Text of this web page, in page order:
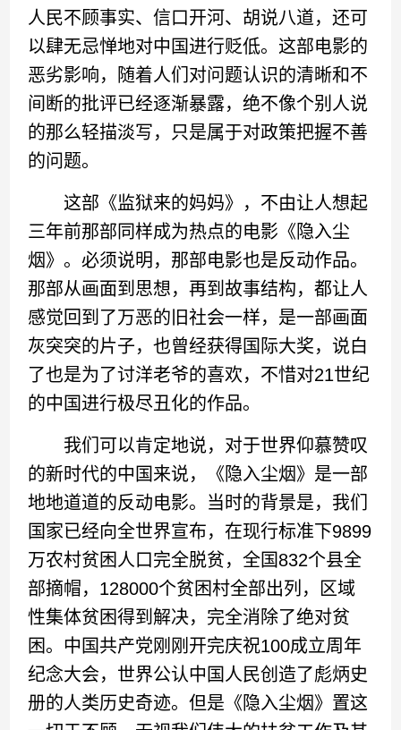
人民不顾事实、信口开河、胡说八道，还可
以肆无忌惮地对中国进行贬低。这部电影的
恶劣影响，随着人们对问题认识的清晰和不
间断的批评已经逐渐暴露，绝不像个别人说
的那么轻描淡写，只是属于对政策把握不善
的问题。
这部《监狱来的妈妈》，不由让人想起
三年前那部同样成为热点的电影《隐入尘
烟》。必须说明，那部电影也是反动作品。
那部从画面到思想，再到故事结构，都让人
感觉回到了万恶的旧社会一样，是一部画面
灰突突的片子，也曾经获得国际大奖，说白
了也是为了讨洋老爷的喜欢，不惜对21世纪
的中国进行极尽丑化的作品。
我们可以肯定地说，对于世界仰慕赞叹
的新时代的中国来说，《隐入尘烟》是一部
地地道道的反动电影。当时的背景是，我们
国家已经向全世界宣布，在现行标准下9899
万农村贫困人口完全脱贫，全国832个县全
部摘帽，128000个贫困村全部出列，区域
性集体贫困得到解决，完全消除了绝对贫
困。中国共产党刚刚开完庆祝100成立周年
纪念大会，世界公认中国人民创造了彪炳史
册的人类历史奇迹。但是《隐入尘烟》置这